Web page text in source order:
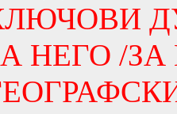
КЛЮЧОВИ
НЕГО /